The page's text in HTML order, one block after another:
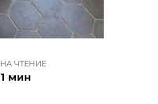
НА ЧТЕНИЕ
1 мин